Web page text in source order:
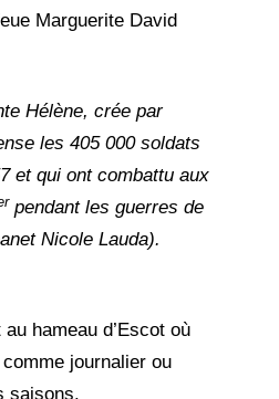
Marguerite David
Hélène, crée par
les 405 000 soldats
et qui ont combattu aux
pendant les guerres de
Nicole Lauda).
hameau d’Escot où
journalier ou
saisons.